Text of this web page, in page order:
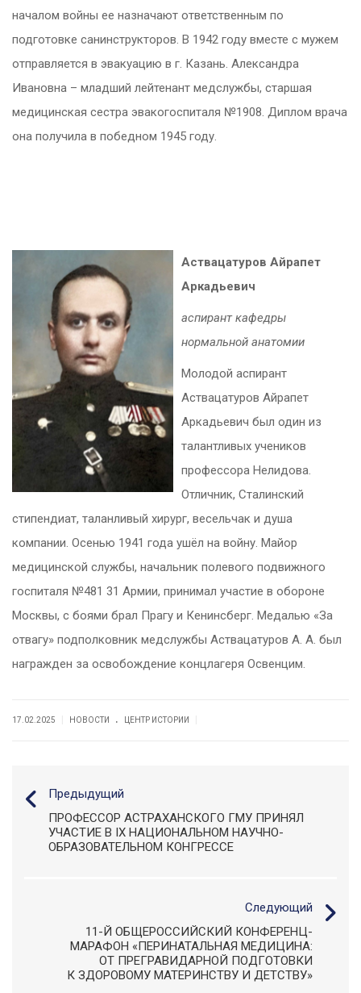
началом войны ее назначают ответственным по
подготовке санинструкторов. В 1942 году вместе с мужем
отправляется в эвакуацию в г. Казань. Александра
Ивановна – младший лейтенант медслужбы, старшая
медицинская сестра эвакогоспиталя №1908. Диплом врача
она получила в победном 1945 году.
Аствацатуров Айрапет
Аркадьевич
аспирант кафедры
нормальной анатомии
Молодой аспирант
Аствацатуров Айрапет
Аркадьевич был один из
талантливых учеников
профессора Нелидова.
Отличник, Сталинский
стипендиат, таланливый хирург, весельчак и душа
компании. Осенью 1941 года ушёл на войну. Майор
медицинской службы, начальник полевого подвижного
госпиталя №481 31 Армии, принимал участие в обороне
Москвы, с боями брал Прагу и Кенинсберг. Медалью «За
отвагу» подполковник медслужбы Аствацатуров А. А. был
награжден за освобождение концлагеря Освенцим.
17.02.2025 НОВОСТИ . ЦЕНТР ИСТОРИИ
Предыдущий
ПРОФЕССОР АСТРАХАНСКОГО ГМУ ПРИНЯЛ
УЧАСТИЕ В IX НАЦИОНАЛЬНОМ НАУЧНО-
ОБРАЗОВАТЕЛЬНОМ КОНГРЕССЕ
Следующий
11-Й ОБЩЕРОССИЙСКИЙ КОНФЕРЕНЦ-
МАРАФОН «ПЕРИНАТАЛЬНАЯ МЕДИЦИНА:
ОТ ПРЕГРАВИДАРНОЙ ПОДГОТОВКИ
К ЗДОРОВОМУ МАТЕРИНСТВУ И ДЕТСТВУ»